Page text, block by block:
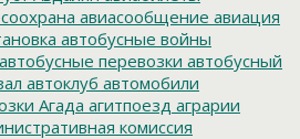
авиасообщение авиация
автобусные войны
автобусные перевозки автобусный
автоклуб автомобили
Агада агитпоезд аграрии
комиссия